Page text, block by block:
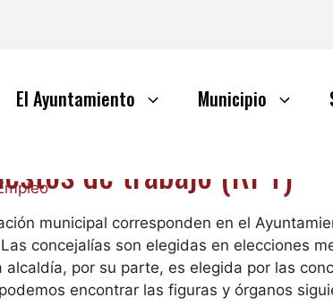
El Ayuntamiento Municipio
de trabajo (RPT)
municipal corresponden en el
concejalías son elegidas en elecciones
por su parte, es elegida por las
encontrar las figuras y órganos